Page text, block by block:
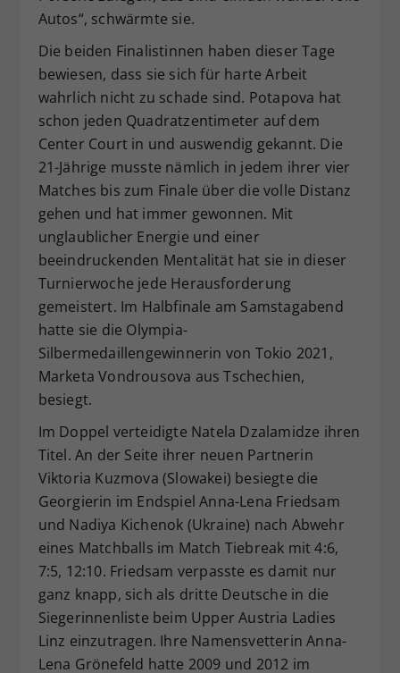
Autos“, schwärmte sie.
Die beiden Finalistinnen haben dieser Tage
bewiesen, dass sie sich für harte Arbeit
wahrlich nicht zu schade sind. Potapova hat
schon jeden Quadratzentimeter auf dem
Center Court in und auswendig gekannt. Die
21-Jährige musste nämlich in jedem ihrer vier
Matches bis zum Finale über die volle Distanz
gehen und hat immer gewonnen. Mit
unglaublicher Energie und einer
beeindruckenden Mentalität hat sie in dieser
Turnierwoche jede Herausforderung
gemeistert. Im Halbfinale am Samstagabend
hatte sie die Olympia-
Silbermedaillengewinnerin von Tokio 2021,
Marketa Vondrousova aus Tschechien,
besiegt.
Im Doppel verteidigte Natela Dzalamidze ihren
Titel. An der Seite ihrer neuen Partnerin
Viktoria Kuzmova (Slowakei) besiegte die
Georgierin im Endspiel Anna-Lena Friedsam
und Nadiya Kichenok (Ukraine) nach Abwehr
eines Matchballs im Match Tiebreak mit 4:6,
7:5, 12:10. Friedsam verpasste es damit nur
ganz knapp, sich als dritte Deutsche in die
Siegerinnenliste beim Upper Austria Ladies
Linz einzutragen. Ihre Namensvetterin Anna-
Lena Grönefeld hatte 2009 und 2012 im